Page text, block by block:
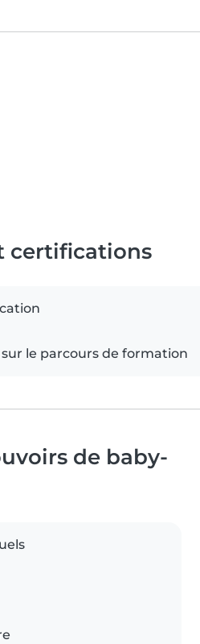
certifications
le parcours de formation
de baby-